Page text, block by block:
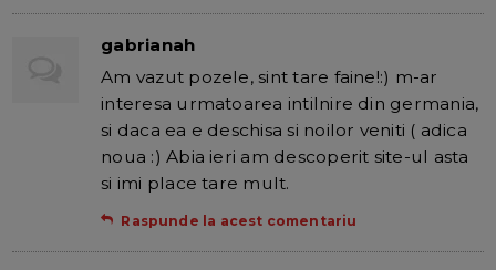
gabrianah
Am vazut pozele, sint tare faine!:) m-ar
interesa urmatoarea intilnire din germania,
si daca ea e deschisa si noilor veniti ( adica
noua :) Abia ieri am descoperit site-ul asta
si imi place tare mult.
Raspunde la acest comentariu